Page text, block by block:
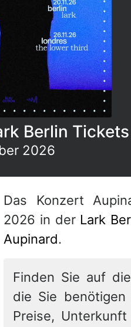
Berlin Tickets
2026
Das Konzert
2026 in der Lark
Aupinard.
Finden Sie auf
die Sie benötigen
Preise,